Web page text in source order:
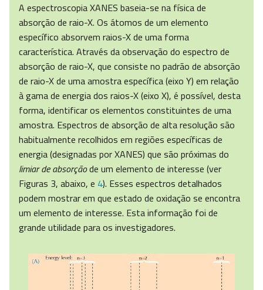
A espectroscopia XANES baseia-se na física de
absorção de raio-X. Os átomos de um elemento
específico absorvem raios-X de uma forma
característica. Através da observação do espectro de
absorção de raio-X, que consiste no padrão de absorção
de raio-X de uma amostra específica (eixo Y) em relação
à gama de energia dos raios-X (eixo X), é possível, desta
forma, identificar os elementos constituintes de uma
amostra. Espectros de absorção de alta resolução são
habitualmente recolhidos em regiões específicas de
energia (designadas por XANES) que são próximas do
limiar de absorçãode um elemento de interesse (ver
Figuras 3, abaixo, e 4). Esses espectros detalhados
podem mostrar em que estado de oxidação se encontra
um elemento de interesse. Esta informação foi de
grande utilidade para os investigadores.